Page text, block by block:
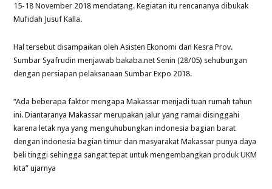
15-18 November 2018 mendatang. Kegiatan itu rencananya dibukak
Mufidah Jusuf Kalla.
Hal tersebut disampaikan oleh Asisten Ekonomi dan Kesra Prov.
Sumbar Syafrudin menjawab bakaba.net Senin (28/05) sehubungan
dengan persiapan pelaksanaan Sumbar Expo 2018.
“Ada beberapa faktor mengapa Makassar menjadi tuan rumah tahun
ini. Diantaranya Makassar merupakan jalur yang ramai disinggahi
karena letak nya yang menguhubungkan indonesia bagian barat
dengan indonesia bagian timur dan masyarakat Makassar punya daya
beli tinggi sehingga sangat tepat untuk mengembangkan produk UKM
kita” ujarnya